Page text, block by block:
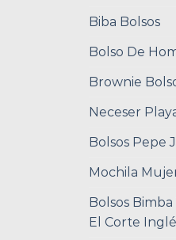
Biba Bolsos
Bolso De
Brownie
Neceser
Bolsos Pepe
Mochila
Bolsos
El Corte